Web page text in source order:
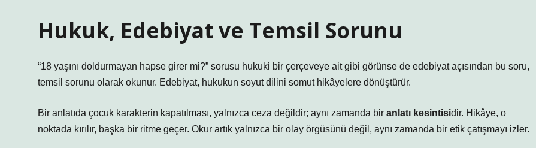
Hukuk, Edebiyat ve Temsil Sorunu
“18 yaşını doldurmayan hapse girer mi?” sorusu hukuki bir çerçeveye ait gibi görünse de edebiyat açısından bu soru,
temsil sorunu olarak okunur. Edebiyat, hukukun soyut dilini somut hikâyelere dönüştürür.
Bir anlatıda çocuk karakterin kapatılması, yalnızca ceza değildir; aynı zamanda bir anlatı kesintisidir. Hikâye, o
noktada kırılır, başka bir ritme geçer. Okur artık yalnızca bir olay örgüsünü değil, aynı zamanda bir etik çatışmayı izler.